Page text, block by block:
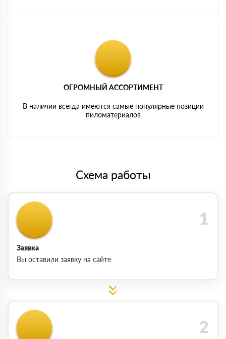
ОГРОМНЫЙ АССОРТИМЕНТ
В наличии всегда имеются самые популярные позиции
пиломатериалов
Схема работы
Заявка
Вы оставили заявку на сайте